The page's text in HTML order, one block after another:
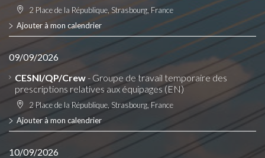
2 Place de la République, Strasbourg, France
Ajouter à mon calendrier
09/09/2026
CESNI/QP/Crew- Groupe de travail temporaire des
prescriptions relatives aux équipages (EN)
2 Place de la République, Strasbourg, France
Ajouter à mon calendrier
10/09/2026